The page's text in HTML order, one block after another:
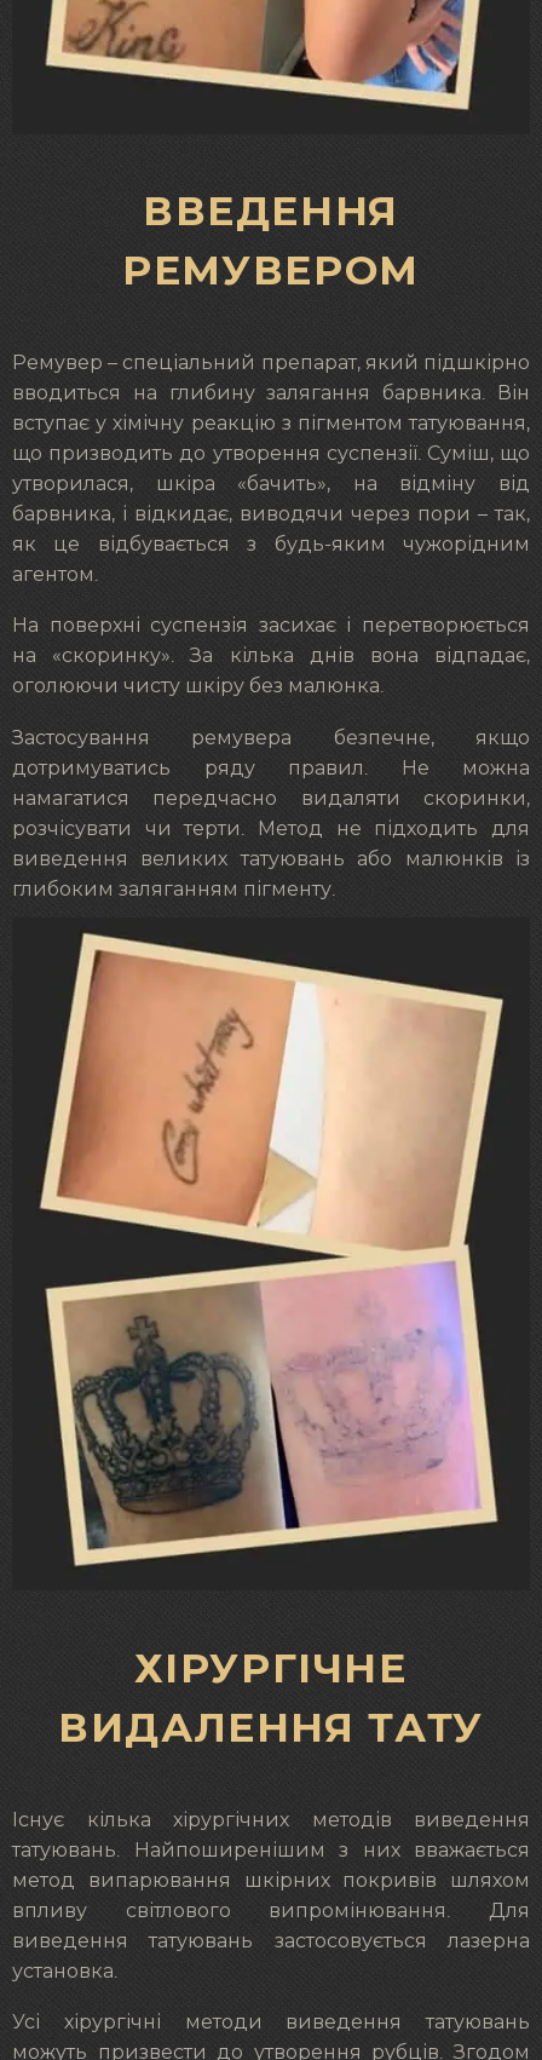
ВВЕДЕННЯ
РЕМУВЕРОМ
Ремувер – спеціальний препарат, який підшкірно
вводиться на глибину залягання барвника. Він
вступає у хімічну реакцію з пігментом татуювання,
що призводить до утворення суспензії. Суміш, що
утворилася, шкіра «бачить», на відміну від
барвника, і відкидає, виводячи через пори – так,
як це відбувається з будь-яким чужорідним
агентом.
На поверхні суспензія засихає і перетворюється
на «скоринку». За кілька днів вона відпадає,
оголюючи чисту шкіру без малюнка.
Застосування ремувера безпечне, якщо
дотримуватись ряду правил. Не можна
намагатися передчасно видаляти скоринки,
розчісувати чи терти. Метод не підходить для
виведення великих татуювань або малюнків із
глибоким заляганням пігменту.
ХІРУРГІЧНЕ
ВИДАЛЕННЯ ТАТУ
Існує кілька хірургічних методів виведення
татуювань. Найпоширенішим з них вважається
метод випарювання шкірних покривів шляхом
впливу світлового випромінювання. Для
виведення татуювань застосовується лазерна
установка.
Усі хірургічні методи виведення татуювань
можуть призвести до утворення рубців. Згодом